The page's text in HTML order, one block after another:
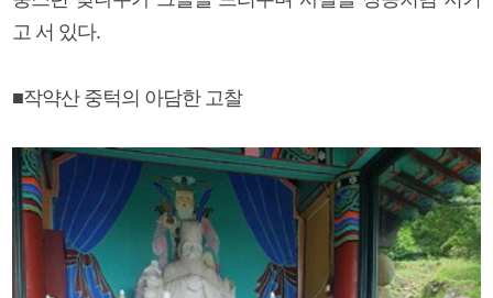
고 서 있다.
■작약산 중턱의 아담한 고찰